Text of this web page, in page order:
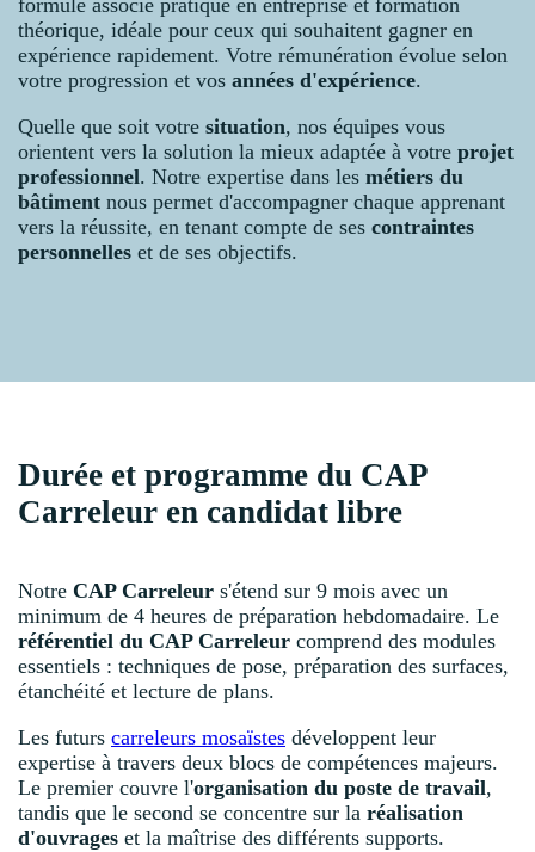
formule associe pratique en entreprise et formation
théorique, idéale pour ceux qui souhaitent gagner en
expérience rapidement. Votre rémunération évolue selon
votre progression et vos années d'expérience.
Quelle que soit votre situation, nos équipes vous
orientent vers la solution la mieux adaptée à votre projet
professionnel. Notre expertise dans les métiers du
bâtiment nous permet d'accompagner chaque apprenant
vers la réussite, en tenant compte de ses contraintes
personnelles et de ses objectifs.
Durée et programme du CAP
Carreleur en candidat libre
Notre CAP Carreleur s'étend sur 9 mois avec un
minimum de 4 heures de préparation hebdomadaire. Le
référentiel du CAP Carreleur comprend des modules
essentiels : techniques de pose, préparation des surfaces,
étanchéité et lecture de plans.
Les futurs carreleurs mosaïstes développent leur
expertise à travers deux blocs de compétences majeurs.
Le premier couvre l'organisation du poste de travail,
tandis que le second se concentre sur la réalisation
d'ouvrages et la maîtrise des différents supports.